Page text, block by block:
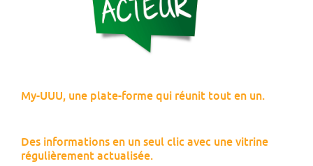
My-UUU, une plate-forme qui réunit tout en un.
Des informations en un seul clic avec une vitrine
régulièrement actualisée.